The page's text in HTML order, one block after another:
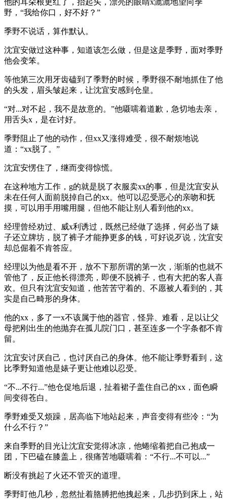
野，“我给你口，好不好？”
季野不说话，算作默认。
沈宜安做过这种事，知道该怎么做，但是这是季野，面对季野
他会变笨。
等他第三次用牙齿磕到了季野的时候，季野很不耐地抓住了他
的头发，眉头皱起来，让沈宜安感到仓皇。
“对...对不起，我不是故意的。”他嗫嚅着道歉，急切地去亲，
用舌头x，是在讨好。
季野阻止了他的动作，但xx又涨得难受，很不耐烦地说
道：“xx脱了。”
沈宜安愣住了，继而变得惊慌。
在这种地方工作，g的就是脱了衣服卖xx的事，但是沈宜安从
未在任何人面前脱掉自己的xx。他可以忍受恶心的亲吻和抚
摸，可以用手用嘴用腿，但他不能让别人看到他的xx。
经理曾经劝过、威x利诱过，既然已经做了选择，何必当了婊
子还立牌坊，脱了裤子才能挣更多的钱，可好说歹说，沈宜安
却总倔着不肯答应。
经理以为他是看不开，放不下那所谓的第一次，渐渐的也就不
管他了，反正他长得漂亮，即便不脱裤子，也有大把的客人喜
欢。但只有沈宜安知道，他苦苦守着的、不愿被人看到的，其
实是自己畸形的身体。
他的xx，多了一x不该属于他的器官，怪异、难看，足以让父
母把刚出生的他抛弃在孤儿院门口，甚至连多一个字条都不肯
留。
沈宜安讨厌自己，也讨厌自己的身体。他不能让季野看到，这
比季野知道他是婊子更让他难以忍受。
“不...不行...”他仓促地后退，扯着裙子盖住自己的xx，面色瞬
间变得苍白。
季野难受又烦躁，居高临下地站起来，声音变得有些冷：“为
什么不行？”
来自季野的目光让沈宜安觉得冰凉，他蜷缩着把自己抱成一
团，下巴磕在膝盖上，很痛苦地嗫嚅着：“不行...不可以...”
断没有挑起了火还不管灭的道理。
季野盯他几秒，忽然扯着胳膊把他拽起来，几步扔到床上，站